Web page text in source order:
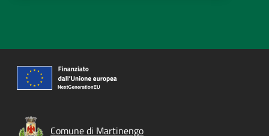
Comune di Martinengo